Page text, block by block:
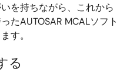
を持ちながら、これから
たAUTOSAR MCALソフト
す。
る